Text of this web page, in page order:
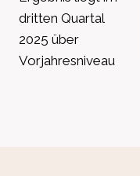
dritten Quartal
2025 über
Vorjahresniveau